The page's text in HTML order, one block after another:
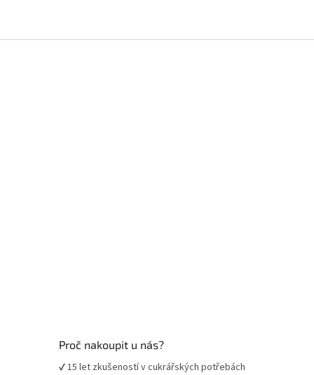
Proč nakoupit u nás?
✔ 15 let zkušeností v cukrářských potřebách